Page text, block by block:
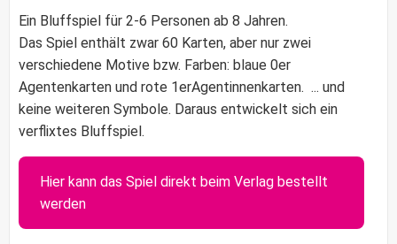
Ein Bluffspiel für 2-6 Personen ab 8 Jahren.
Das Spiel enthält zwar 60 Karten, aber nur zwei
verschiedene Motive bzw. Farben: blaue 0er
Agentenkarten und rote 1erAgentinnenkarten. ... und
keine weiteren Symbole. Daraus entwickelt sich ein
verflixtes Bluffspiel.
Hier kann das Spiel direkt beim Verlag bestellt
werden